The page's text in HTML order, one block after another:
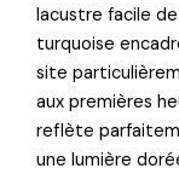
lacustre facile
turquoise
site
aux premières
reflète
une lumière